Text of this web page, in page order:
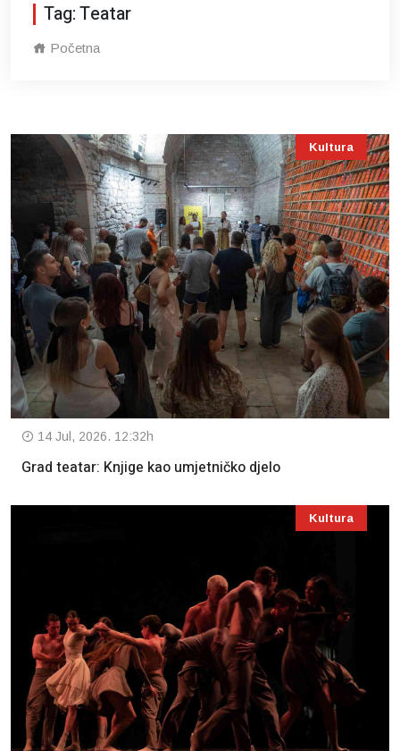
Tag: Teatar
Početna
Kultura
14 Jul, 2026. 12:32h
Grad teatar: Knjige kao umjetničko djelo
Kultura